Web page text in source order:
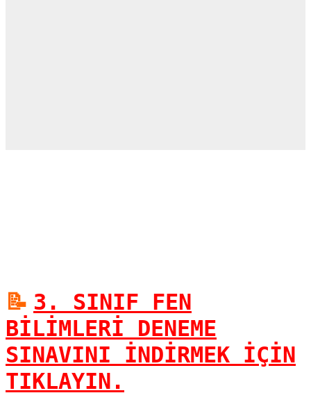
📝 3. SINIF FEN
BİLİMLERİ DENEME
SINAVINI İNDİRMEK İÇİN
TIKLAYIN.